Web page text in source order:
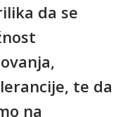
da se
te da
na